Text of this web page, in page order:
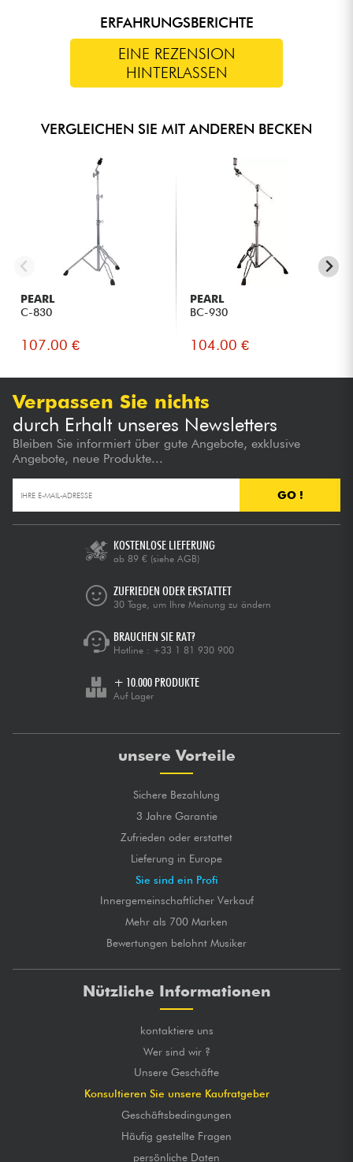
ERFAHRUNGSBERICHTE
EINE REZENSION
HINTERLASSEN
VERGLEICHEN SIE MIT ANDEREN BECKEN
PEARL
C-830
107.00 €
PEARL
BC-930
104.00 €
Verpassen Sie nichts
durch Erhalt unseres Newsletters
Bleiben Sie informiert über gute Angebote, exklusive
Angebote, neue Produkte...
GO !
KOSTENLOSE LIEFERUNG
ab 89 € (siehe AGB)
ZUFRIEDEN ODER ERSTATTET
30 Tage, um Ihre Meinung zu ändern
BRAUCHEN SIE RAT?
Hotline : +33 1 81 930 900
+ 10.000 PRODUKTE
Auf Lager
unsere Vorteile
Sichere Bezahlung
3 Jahre Garantie
Zufrieden oder erstattet
Lieferung in Europe
Sie sind ein Profi
Innergemeinschaftlicher Verkauf
Mehr als 700 Marken
Bewertungen belohnt Musiker
Nützliche Informationen
kontaktiere uns
Wer sind wir ?
Unsere Geschäfte
Konsultieren Sie unsere Kaufratgeber
Geschäftsbedingungen
Häufig gestellte Fragen
persönliche Daten